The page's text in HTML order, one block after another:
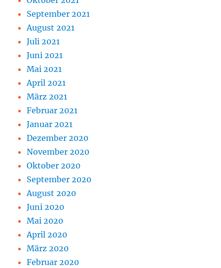
September 2021
August 2021
Juli 2021
Juni 2021
Mai 2021
April 2021
März 2021
Februar 2021
Januar 2021
Dezember 2020
November 2020
Oktober 2020
September 2020
August 2020
Juni 2020
Mai 2020
April 2020
März 2020
Februar 2020